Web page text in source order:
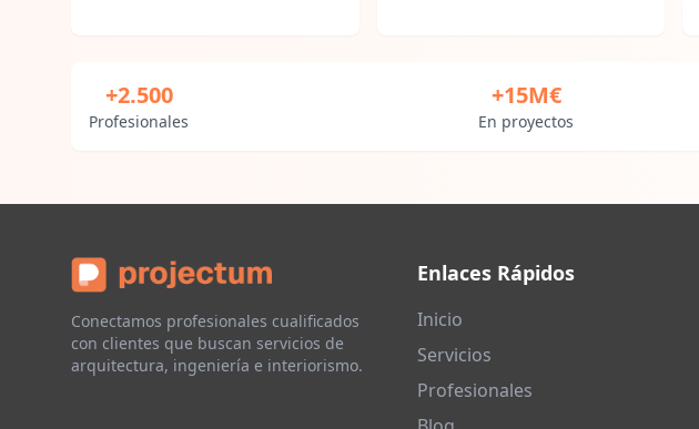
+2.500
Profesionales
+15M€
En proyectos
Conectamos profesionales cualificados
con clientes que buscan servicios de
arquitectura, ingeniería e interiorismo.
Enlaces Rápidos
Inicio
Servicios
Profesionales